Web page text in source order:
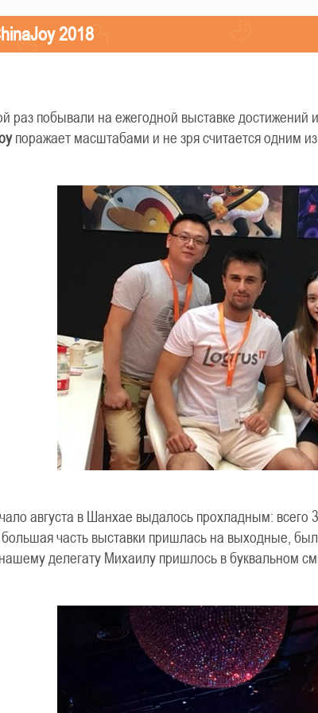
2018
раз побывали на ежегодной выставке достижений
поражает масштабами и не зря считается одним
августа в Шанхае выдалось прохладным:
большая часть выставки пришлась на выходные,
делегату Михаилу пришлось в буквальном